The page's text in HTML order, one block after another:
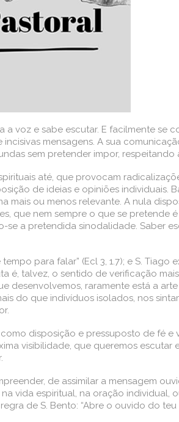
voz e sabe escutar. E facilmente se
mensagens. A sua
sem pretender impor, respeitando
até, que provocam
de ideias e opiniões individuais.
mais ou menos relevante. A nula
que nem sempre o que se pretende
a pretendida sinodalidade. Saber
para falar” (Ecl 3, 1.7); e S. Tiago
é, talvez, o sentido de verificação
raramente está a
do que indivíduos isolados, nos
disposição e pressuposto de fé
visibilidade, que queremos escutar
de assimilar a mensagem
vida espiritual, na oração individual,
de S. Bento: “Abre o ouvido do teu